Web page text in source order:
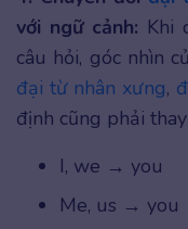
với ngữ cảnh: Khi
câu hỏi, góc nhìn
đại từ nhân xưng,
định cũng phải
I, we → you
Me, us → you